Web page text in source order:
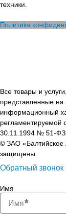
техники.
Политика
Все товары и
представленные
информационный
регламентируемой
30.11.1994 № 51-ФЗ
© ЗАО «Балтийское
защищены.
Обратный звонок
Имя